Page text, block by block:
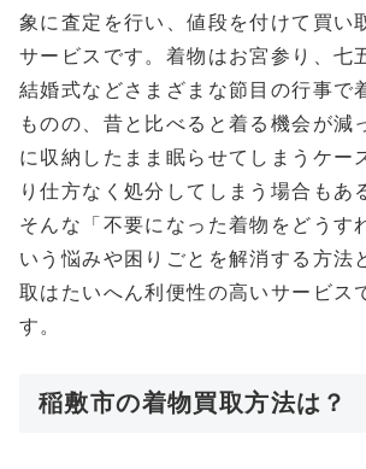
象に査定を行い、値段を付けて買い
サービスです。着物はお宮参り、七
結婚式などさまざまな節目の行事で
ものの、昔と比べると着る機会が減
に収納したまま眠らせてしまうケー
り仕方なく処分してしまう場合もあ
そんな「不要になった着物をどうす
いう悩みや困りごとを解消する方法
取はたいへん利便性の高いサービス
す。
稲敷市の着物買取方法は？